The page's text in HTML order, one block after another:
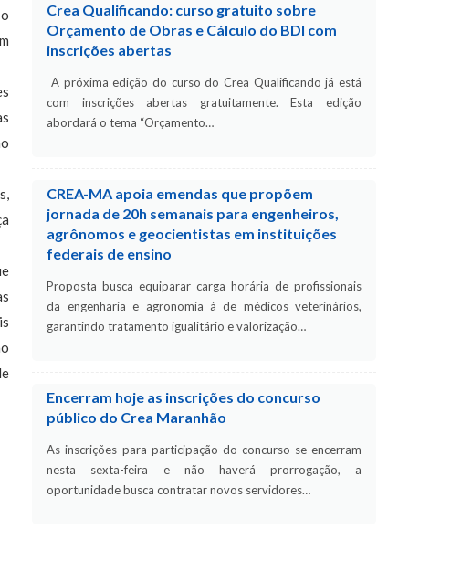
Crea Qualificando: curso gratuito sobre
Orçamento de Obras e Cálculo do BDI com
inscrições abertas
A próxima edição do curso do Crea Qualificando já está
com inscrições abertas gratuitamente. Esta edição
abordará o tema “Orçamento…
CREA-MA apoia emendas que propõem
jornada de 20h semanais para engenheiros,
agrônomos e geocientistas em instituições
federais de ensino
Proposta busca equiparar carga horária de profissionais
da engenharia e agronomia à de médicos veterinários,
garantindo tratamento igualitário e valorização…
Encerram hoje as inscrições do concurso
público do Crea Maranhão
As inscrições para participação do concurso se encerram
nesta sexta-feira e não haverá prorrogação, a
oportunidade busca contratar novos servidores…